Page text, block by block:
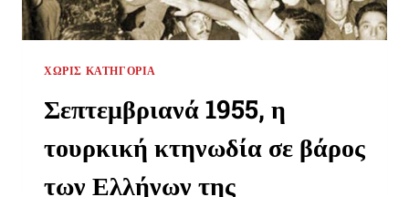
ΤΗΣ
ΣΙΔΗΡΆΣ
ΧΩΡΊΣ ΚΑΤΗΓΟΡΊΑ
Σεπτεμβριανά 1955, η
τουρκική κτηνωδία σε βάρος
των Ελλήνων της